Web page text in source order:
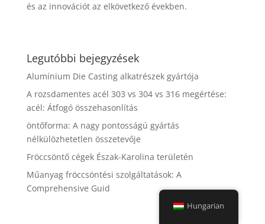
és az innovációt az elkövetkező években.
Legutóbbi bejegyzések
Alumínium Die Casting alkatrészek gyártója
A rozsdamentes acél 303 vs 304 vs 316 megértése:
acél: Átfogó összehasonlítás
öntőforma: A nagy pontosságú gyártás
nélkülözhetetlen összetevője
Fröccsöntő cégek Észak-Karolina területén
Műanyag fröccsöntési szolgáltatások: A
Comprehensive Guid
Hungarian